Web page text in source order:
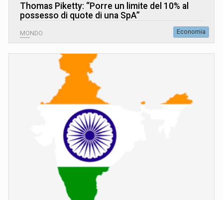
Thomas Piketty: “Porre un limite del 10% al
possesso di quote di una SpA”
MONDO Economia